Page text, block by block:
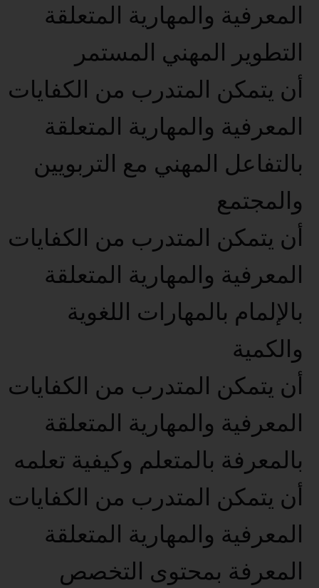
المعرفية والمهارية المتعلقة
التطوير المهني المستمر
أن يتمكن المتدرب من الكفايات
المعرفية والمهارية المتعلقة
بالتفاعل المهني مع التربويين
والمجتمع
أن يتمكن المتدرب من الكفايات
المعرفية والمهارية المتعلقة
بالإلمام بالمهارات اللغوية
والكمية
أن يتمكن المتدرب من الكفايات
المعرفية والمهارية المتعلقة
بالمعرفة بالمتعلم وكيفية تعلمه
أن يتمكن المتدرب من الكفايات
المعرفية والمهارية المتعلقة
المعرفة بمحتوى التخصص